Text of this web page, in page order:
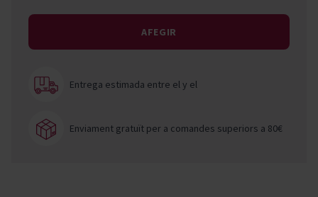
AFEGIR
Entrega estimada entre ely el
Enviament gratuït per a comandes superiors a 80€